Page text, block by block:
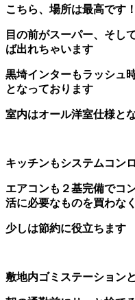
こちら、場所は最高です！
目の前がスーパー、そし
ば出れちゃいます
黒埼インターもラッシュ
となっております
室内はオール洋室仕様と
キッチンもシステムコン
エアコンも２基完備でコ
活に必要なものを買わな
少しは節約に役立ちます
敷地内ゴミステーション